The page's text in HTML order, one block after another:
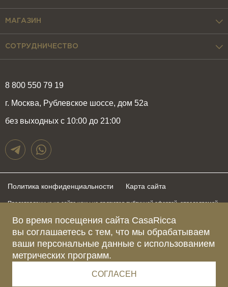
Во время посещения сайта CasaRicca
вы соглашаетесь с тем, что мы обрабатываем
ваши персональные данные с использованием
метрических программ.
СОГЛАСЕН
8 800 550 79 19
г. Москва, Рублевское шоссе, дом 52а
без выходных с 10:00 до 21:00
МАГАЗИН
СОТРУДНИЧЕСТВО
Политика конфиденциальности Карта сайта
Представленные на сайте цены не являются публичной офертой, определяемой
быть изменены в любое время без предупреждения. Для получения актуальной и
подробной информации о стоимости, сроках и условиях поставки просьба
обращаться к менеджерам по указанным выше телефонам
Зарегистрированное название компании
Адрес Ш. РУБЛЁВСКОЕ, Д. 52А, ПОМЕЩ. I ЭТАЖ 2, КОМ. 81 Г.МОСКВА, ВН.ТЕР.